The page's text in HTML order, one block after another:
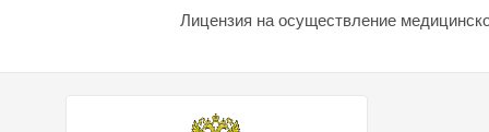
Лицензия на осуществление